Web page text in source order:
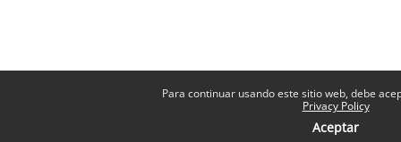
Para continuar usando este sitio web, debe
Privacy Policy
Aceptar